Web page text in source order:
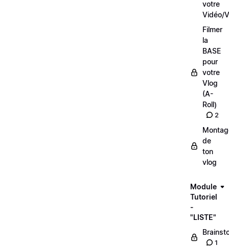
votre
Vidéo/
Filmer
la
BASE
pour
votre
Vlog
(A-
Roll)
2
de
ton
vlog
Module
Tutoriel
-
"LISTE"
1